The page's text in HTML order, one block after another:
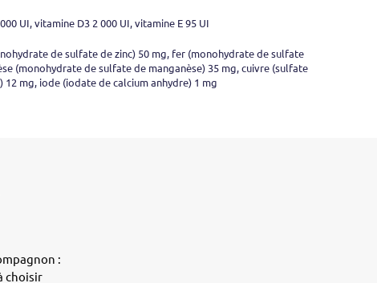
UI, vitamine D3 2 000 UI, vitamine E 95 UI
de sulfate de zinc) 50 mg, fer (monohydrate de sulfate
(monohydrate de sulfate de manganèse) 35 mg, cuivre (sulfate
mg, iode (iodate de calcium anhydre) 1 mg
:
choisir